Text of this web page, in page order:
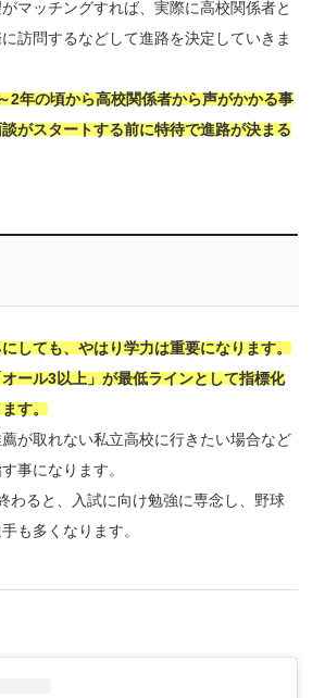
マッチングすれば、実際に高校関係者と
訪問するなどして進路を決定していきま
2年の頃から高校関係者から声がかかる事
がスタートする前に特待で進路が決まる
しても、やはり学力は重要になります。
ール3以上」が最低ラインとして指標化
す。
が取れない私立高校に行きたい場合など
事になります。
わると、入試に向け勉強に専念し、野球
も多くなります。